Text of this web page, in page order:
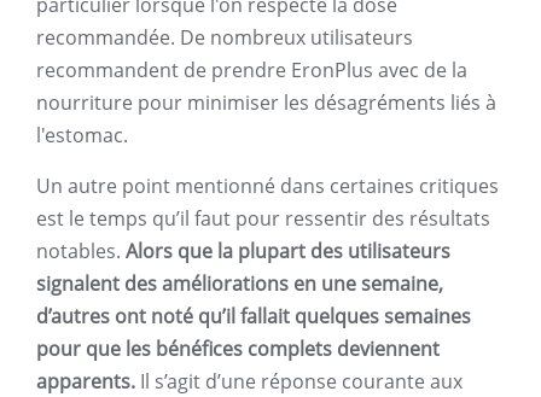
recommandée. De nombreux utilisateurs
recommandent de prendre EronPlus avec de la
nourriture pour minimiser les désagréments liés à
l'estomac.
Un autre point mentionné dans certaines critiques
est le temps qu’il faut pour ressentir des résultats
notables. Alors que la plupart des utilisateurs
signalent des améliorations en une semaine,
d’autres ont noté qu’il fallait quelques semaines
pour que les bénéfices complets deviennent
apparents. Il s’agit d’une réponse courante aux